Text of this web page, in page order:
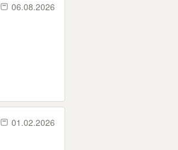
06.08.2026
01.02.2026